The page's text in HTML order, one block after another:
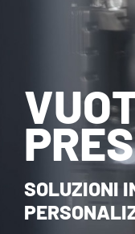
SOLUZIONI